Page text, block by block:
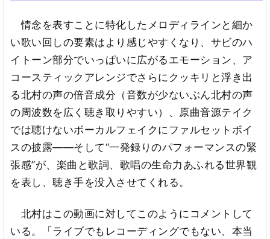
情念を表すことに特化したメロディラインと細か
い歌い回しの要素はより感じやすくなり、サビのハ
イトーン部分でいっぱいに広がるエモーション、ア
コースティックアレンジでさらにクッキリと浮き出
る北村の声の倍音成分（音数が少ないぶん北村の声
の周波数を広く聴き取りやすい）、原曲音源テイク
では聴けないボーカルフェイクにファルセットボイ
スの披露――そして“一発録りのパフォーマンスの緊
張感”が、楽曲と歌詞、歌唱の生命力あふれる世界観
を表し、聴き手を没入させてくれる。
北村はこの動画に対してこのようにコメントして
いる。「ライブでもレコーディングでもない、本当